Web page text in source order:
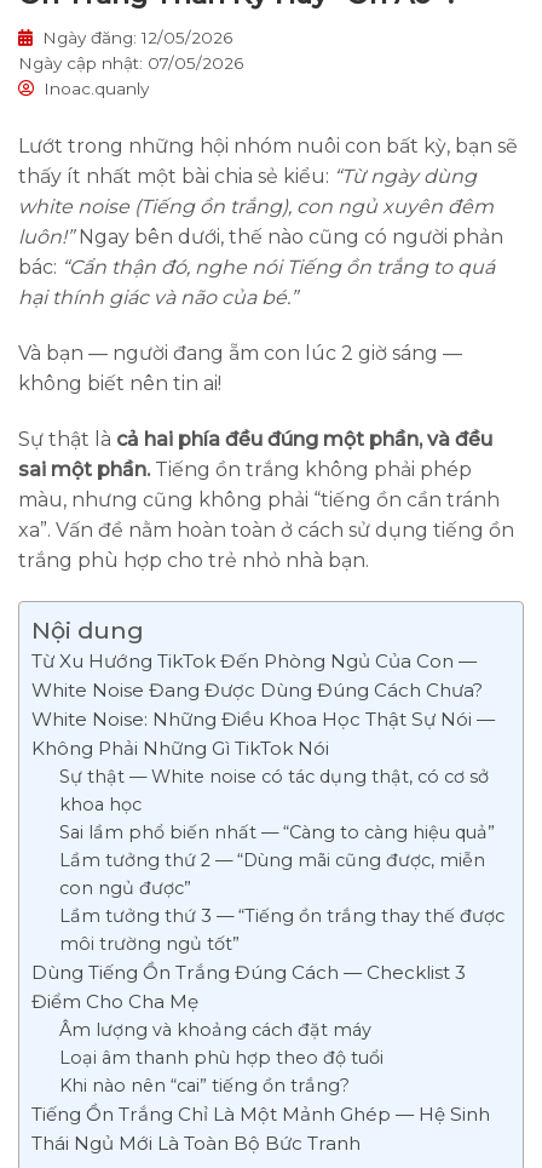
Ngày đăng: 12/05/2026
Ngày cập nhật: 07/05/2026
Inoac.quanly
Lướt trong những hội nhóm nuôi con bất kỳ, bạn sẽ
thấy ít nhất một bài chia sẻ kiểu: “Từ ngày dùng
white noise (Tiếng ồn trắng), con ngủ xuyên đêm
luôn!”Ngay bên dưới, thế nào cũng có người phản
bác: “Cẩn thận đó, nghe nói Tiếng ồn trắng to quá
hại thính giác và não của bé.”
Và bạn — người đang ẵm con lúc 2 giờ sáng —
không biết nên tin ai!
Sự thật là cả hai phía đều đúng một phần, và đều
sai một phần.Tiếng ồn trắng không phải phép
màu, nhưng cũng không phải “tiếng ồn cần tránh
xa”. Vấn đề nằm hoàn toàn ở cách sử dụng tiếng ồn
trắng phù hợp cho trẻ nhỏ nhà bạn.
Nội dung
Từ Xu Hướng TikTok Đến Phòng Ngủ Của Con —
White Noise Đang Được Dùng Đúng Cách Chưa?
White Noise: Những Điều Khoa Học Thật Sự Nói —
Không Phải Những Gì TikTok Nói
Sự thật — White noise có tác dụng thật, có cơ sở
khoa học
Sai lầm phổ biến nhất — “Càng to càng hiệu quả”
Lầm tưởng thứ 2 — “Dùng mãi cũng được, miễn
con ngủ được”
Lầm tưởng thứ 3 — “Tiếng ồn trắng thay thế được
môi trường ngủ tốt”
Dùng Tiếng Ồn Trắng Đúng Cách — Checklist 3
Điểm Cho Cha Mẹ
Âm lượng và khoảng cách đặt máy
Loại âm thanh phù hợp theo độ tuổi
Khi nào nên “cai” tiếng ồn trắng?
Tiếng Ồn Trắng Chỉ Là Một Mảnh Ghép — Hệ Sinh
Thái Ngủ Mới Là Toàn Bộ Bức Tranh